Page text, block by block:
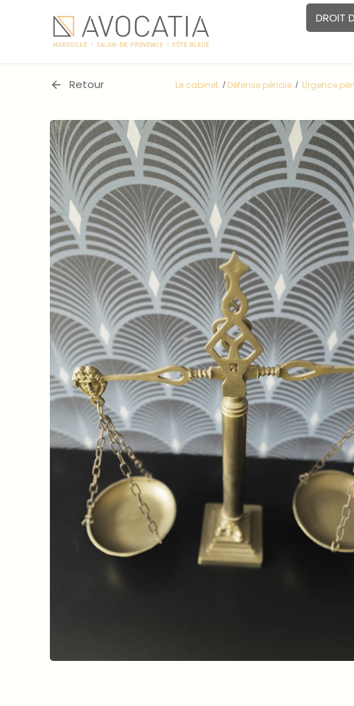
DROIT
Le cabinet Défense pénale Urgence
Retour